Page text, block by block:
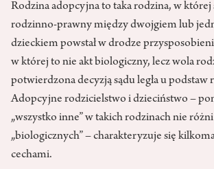
Rodzina adopcyjna to taka rodzina, w której
rodzinno-prawny między dwojgiem lub
dzieckiem powstał w drodze
w której to nie akt biologiczny, lecz wola
potwierdzona decyzją sądu legła u podstaw
Adopcyjne rodzicielstwo i dzieciństwo –
„wszystko inne” w takich rodzinach nie
„biologicznych” – charakteryzuje się
cechami.